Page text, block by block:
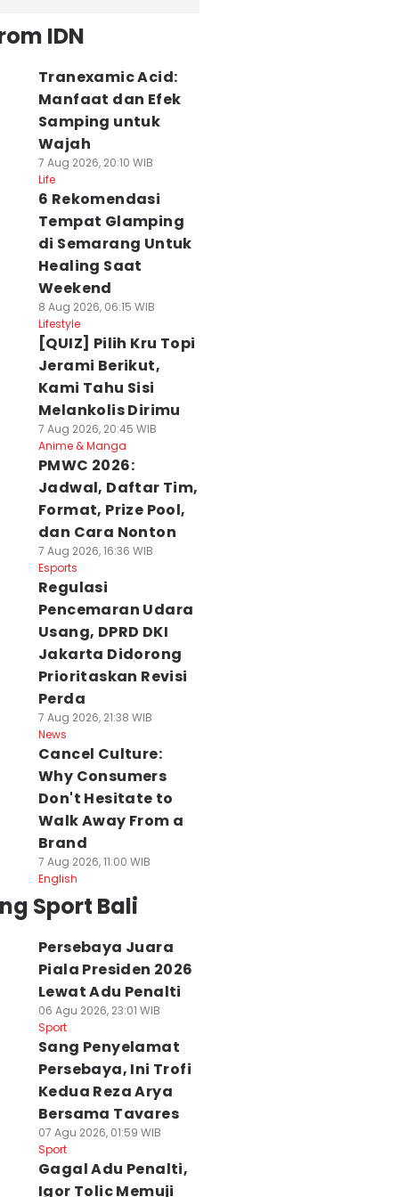
IDN
Tranexamic Acid:
Manfaat dan Efek
Samping untuk
Wajah
7 Aug 2026, 20:10 WIB
Life
6 Rekomendasi
Tempat Glamping
di Semarang Untuk
Healing Saat
Weekend
8 Aug 2026, 06:15 WIB
Lifestyle
[QUIZ] Pilih Kru Topi
Jerami Berikut,
Kami Tahu Sisi
Melankolis Dirimu
7 Aug 2026, 20:45 WIB
Anime & Manga
PMWC 2026:
Jadwal, Daftar Tim,
Format, Prize Pool,
dan Cara Nonton
7 Aug 2026, 16:36 WIB
Esports
Regulasi
Pencemaran Udara
Usang, DPRD DKI
Jakarta Didorong
Prioritaskan Revisi
Perda
7 Aug 2026, 21:38 WIB
News
Cancel Culture:
Why Consumers
Don't Hesitate to
Walk Away From a
Brand
7 Aug 2026, 11:00 WIB
English
Sport Bali
Persebaya Juara
Piala Presiden 2026
Lewat Adu Penalti
06 Agu 2026, 23:01 WIB
Sport
Sang Penyelamat
Persebaya, Ini Trofi
Kedua Reza Arya
Bersama Tavares
07 Agu 2026, 01:59 WIB
Sport
Gagal Adu Penalti,
Igor Tolic Memuji